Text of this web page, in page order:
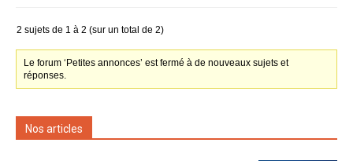
2 sujets de 1 à 2 (sur un total de 2)
Le forum ‘Petites annonces’ est fermé à de nouveaux sujets et
réponses.
Nos articles